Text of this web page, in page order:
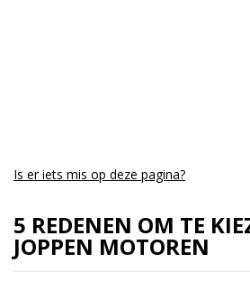
Is er iets mis op deze pagina?
5 REDENEN OM TE
JOPPEN MOTOREN